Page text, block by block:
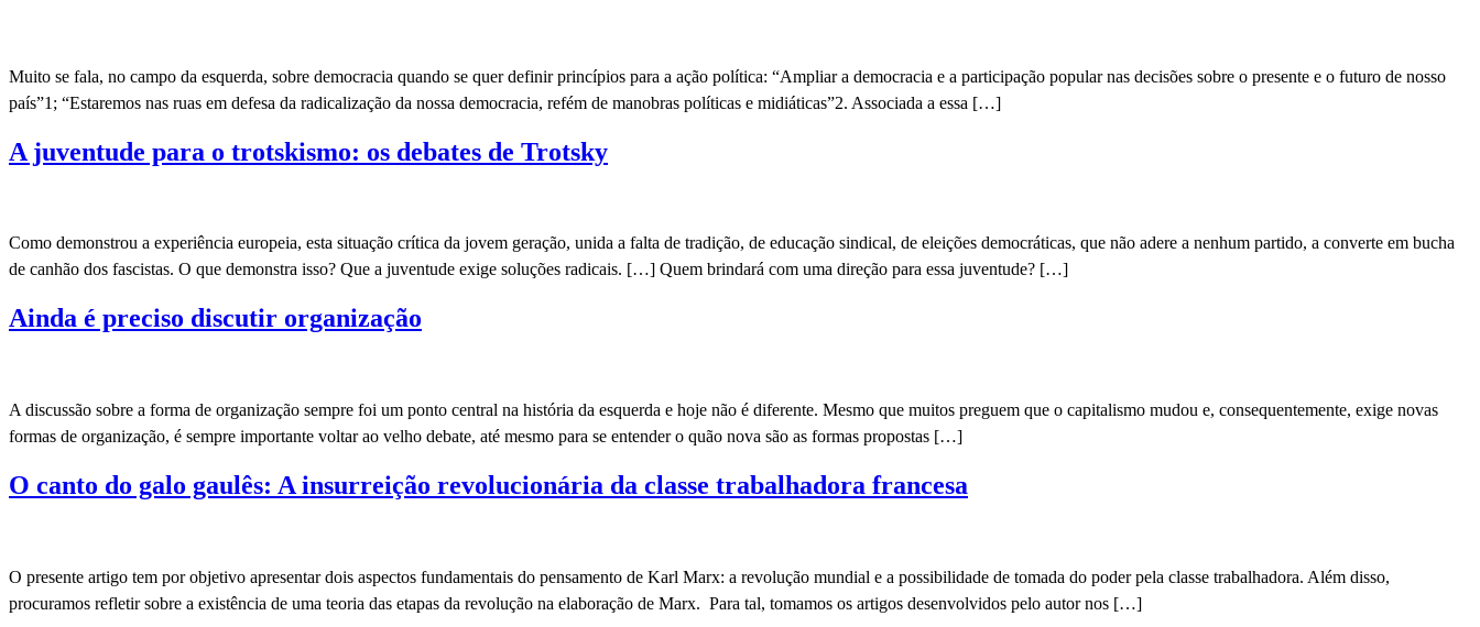
Muito se fala, no campo da esquerda, sobre democracia quando se quer definir princípios para a ação política: “Ampliar a democracia e a participação popular nas decisões sobre o presente e o futuro de nosso
país”1; “Estaremos nas ruas em defesa da radicalização da nossa democracia, refém de manobras políticas e midiáticas”2. Associada a essa […]
A juventude para o trotskismo: os debates de Trotsky
Como demonstrou a experiência europeia, esta situação crítica da jovem geração, unida a falta de tradição, de educação sindical, de eleições democráticas, que não adere a nenhum partido, a converte em bucha
de canhão dos fascistas. O que demonstra isso? Que a juventude exige soluções radicais. […] Quem brindará com uma direção para essa juventude? […]
Ainda é preciso discutir organização
A discussão sobre a forma de organização sempre foi um ponto central na história da esquerda e hoje não é diferente. Mesmo que muitos preguem que o capitalismo mudou e, consequentemente, exige novas
formas de organização, é sempre importante voltar ao velho debate, até mesmo para se entender o quão nova são as formas propostas […]
O canto do galo gaulês: A insurreição revolucionária da classe trabalhadora francesa
O presente artigo tem por objetivo apresentar dois aspectos fundamentais do pensamento de Karl Marx: a revolução mundial e a possibilidade de tomada do poder pela classe trabalhadora. Além disso,
procuramos refletir sobre a existência de uma teoria das etapas da revolução na elaboração de Marx. Para tal, tomamos os artigos desenvolvidos pelo autor nos […]